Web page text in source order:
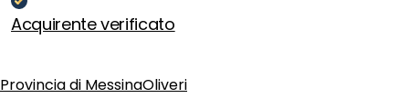
Acquirente verificato
Provincia di MessinaOliveri